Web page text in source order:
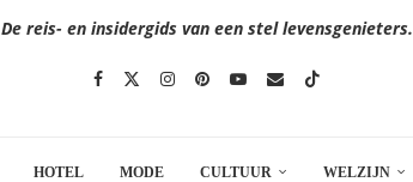
De reis- en insidergids van een stel levensgenieters.
HOTEL MODE CULTUUR WELZIJN